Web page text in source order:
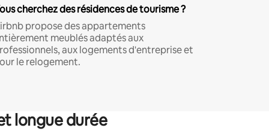
cherchez des résidences de tourisme ?
propose des appartements
meublés adaptés aux
aux logements d'entreprise et
le relogement.
longue durée